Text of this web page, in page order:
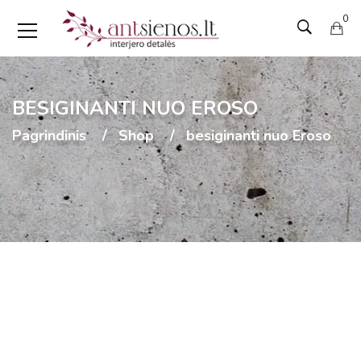
0
BESIGINANTI NUO EROSO
Pagrindinis Shop besiginanti nuo Eroso